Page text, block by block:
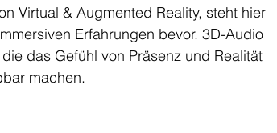
Virtual & Augmented Reality, steht hier
Erfahrungen bevor. 3D-Audio
das Gefühl von Präsenz und Realität
machen.